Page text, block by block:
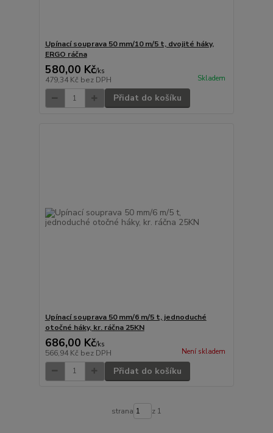
Upínací souprava 50 mm/10 m/5 t, dvojité háky,
ERGO ráčna
580,00 Kč/ks
479,34 Kč bez DPH Skladem
Přidat do košíku
Upínací souprava 50 mm/6 m/5 t, jednoduché
otočné háky, kr. ráčna 25KN
686,00 Kč/ks
566,94 Kč bez DPH Není skladem
Přidat do košíku
strana z 1